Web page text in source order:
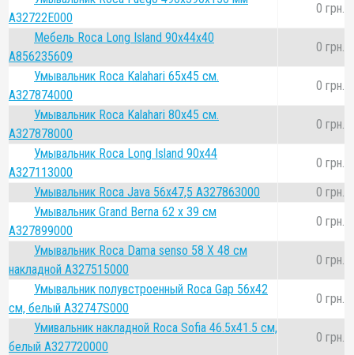
A32722E000
0 грн.
Мебель Roca Long Island 90x44х40
A856235609
0 грн.
Умывальник Roca Kalahari 65x45 cм.
A327874000
0 грн.
Умывальник Roca Kalahari 80x45 cм.
A327878000
0 грн.
Умывальник Roca Long Island 90x44
A327113000
0 грн.
Умывальник Roca Java 56x47,5 A327863000
0 грн.
Умывальник Grand Berna 62 x 39 см
A327899000
0 грн.
Умывальник Roca Dama senso 58 Х 48 см
накладной A327515000
0 грн.
Умывальник полувстроенный Roca Gap 56х42
см, белый A32747S000
0 грн.
Умивальник накладной Roca Sofia 46.5х41.5 см,
белый A327720000
0 грн.